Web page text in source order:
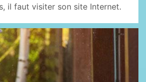
il faut visiter son site Internet.